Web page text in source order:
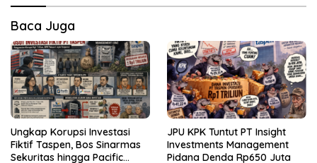
Baca Juga
Ungkap Korupsi Investasi
Fiktif Taspen, Bos Sinarmas
Sekuritas hingga Pacific
JPU KPK Tuntut PT Insight
Investments Management
Pidana Denda Rp650 Juta